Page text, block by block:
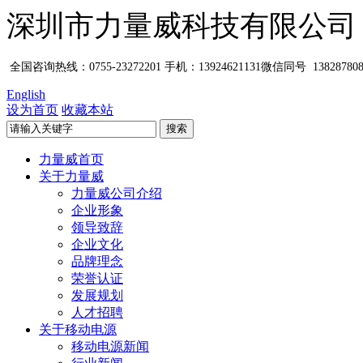
深圳市力量威科技有限公司
全国咨询热线：0755-23272201 手机：13924621131微信同号
English
设为首页 收藏本站
力量威首页
关于力量威
力量威公司介绍
企业形象
领导致辞
企业文化
品牌理念
荣誉认证
发展规划
人才招聘
关于移动电源
移动电源新闻